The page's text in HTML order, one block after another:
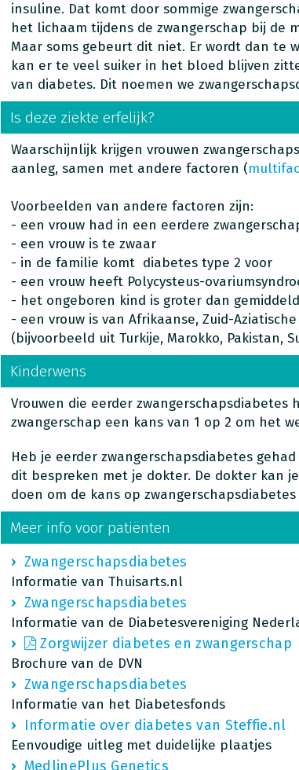
insuline. Dat komt door sommige
het lichaam tijdens de zwangerschap bij de
Maar soms gebeurt dit niet. Er wordt dan te
kan er te veel suiker in het bloed blijven
van diabetes. Dit noemen we
Is deze ziekte erfelijk?
Waarschijnlijk krijgen vrouwen
aanleg, samen met andere factoren (
Voorbeelden van andere factoren zijn:
- een vrouw had in een eerdere
- een vrouw is te zwaar
- in de familie komt diabetes type 2 voor
- een vrouw heeft Polycysteus-
- het ongeboren kind is groter dan gemiddeld
- een vrouw is van Afrikaanse, Zuid-
(bijvoorbeeld uit Turkije, Marokko, Pakistan,
Kinderwens
Vrouwen die eerder
zwangerschap een kans van 1 op 2 om het
Heb je eerder zwangerschapsdiabetes
dit bespreken met je dokter. De dokter kan
doen om de kans op
Meer info voor patiënten
Zwangerschapsdiabetes
Informatie van Thuisarts.nl
Zwangerschapsdiabetes
Informatie van de Diabetesvereniging
Zorgwijzer diabetes en zwangerschap
Brochure van de DVN
Zwangerschapsdiabetes
Informatie van het Diabetesfonds
Informatie over diabetes van Steffie.nl
Eenvoudige uitleg met duidelijke plaatjes
MedlinePlus Genetics